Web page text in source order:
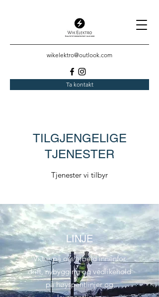
wikelektro@outlook.com
Ta kontakt
TILGJENGELIGE
TJENESTER
Tjenester vi tilbyr
LINJE
Vi tar på oss arbeid innenfor
drift, nybygging og vedlikehold
på høyspentlinjer og